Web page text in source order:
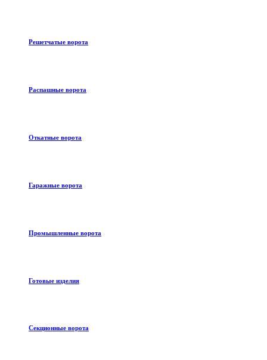
Решетчатые ворота
Распашные ворота
Откатные ворота
Гаражные ворота
Промышленные ворота
Готовые изделия
Секционные ворота